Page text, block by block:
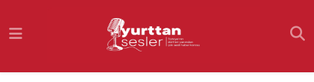
Namaz Vakitleri